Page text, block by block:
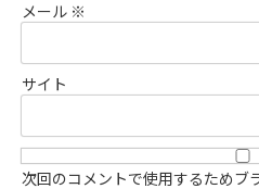
メール ※
サイト
次回のコメントで使用するためブ